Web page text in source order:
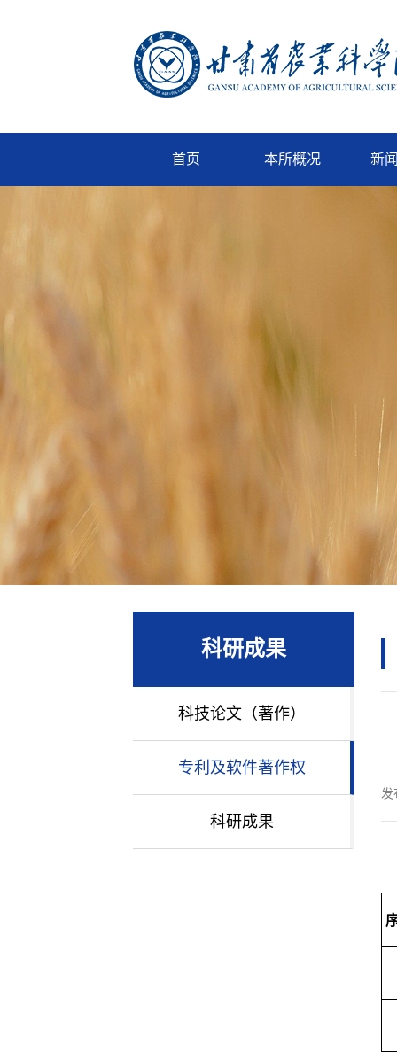
首页 本所概况 新
科研成果
科技论文（著作）
专利及软件著作权
科研成果
发